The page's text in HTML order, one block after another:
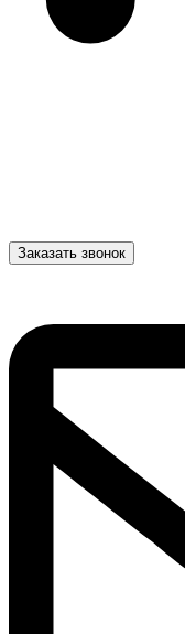
Заказать звонок